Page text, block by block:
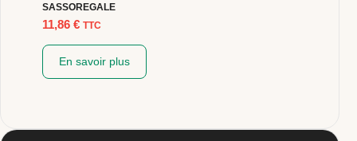
SASSOREGALE
11,86 € TTC
En savoir plus